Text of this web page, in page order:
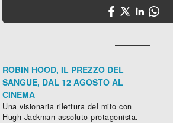
ROBIN HOOD, IL PREZZO DEL
SANGUE, DAL 12 AGOSTO AL
CINEMA
Una visionaria rilettura del mito con
Hugh Jackman assoluto protagonista.